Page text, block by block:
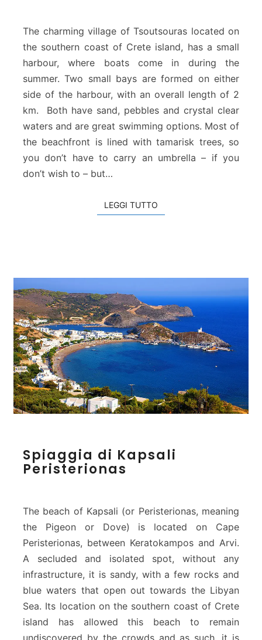
g
g
d
i
T
o
u
t
r
The charming village of Tsoutsouras located on
the southern coast of Crete island, has a small
harbour, where boats come in during the
summer. Two small bays are formed on either
side of the harbour, with an overall length of 2
km. Both have sand, pebbles and crystal clear
waters and are great swimming options. Most of
the beachfront is lined with tamarisk trees, so
you don’t have to carry an umbrella – if you
don’t wish to – but…
LEGGI TUTTO
p
g
d
i
K
p
s
a
l
Spiaggia di Kapsali
Peristerionas
The beach of Kapsali (or Peristerionas, meaning
the Pigeon or Dove) is located on Cape
Peristerionas, between Keratokampos and Arvi.
A secluded and isolated spot, without any
infrastructure, it is sandy, with a few rocks and
blue waters that open out towards the Libyan
Sea. Its location on the southern coast of Crete
island has allowed this beach to remain